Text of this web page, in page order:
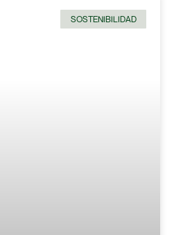
SOSTENIBILIDAD